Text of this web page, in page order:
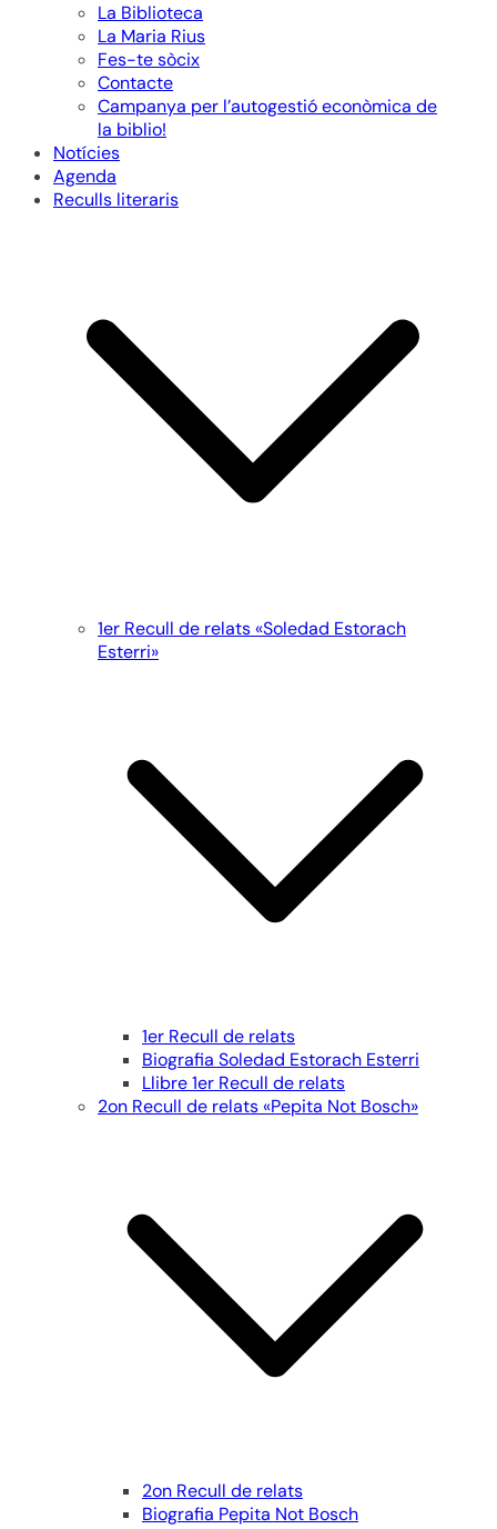
La Biblioteca
La Maria Rius
Fes-te sòcix
Contacte
Campanya per l’autogestió econòmica de
la biblio!
Notícies
Agenda
Reculls literaris
1er Recull de relats «Soledad Estorach
Esterri»
1er Recull de relats
Biografia Soledad Estorach Esterri
Llibre 1er Recull de relats
2on Recull de relats «Pepita Not Bosch»
2on Recull de relats
Biografia Pepita Not Bosch